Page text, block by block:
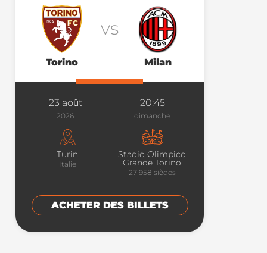
Torino
vs
Milan
23 août
2026
20:45
dimanche
Turin
Italie
Stadio Olimpico
Grande Torino
27 958 sièges
ACHETER DES BILLETS